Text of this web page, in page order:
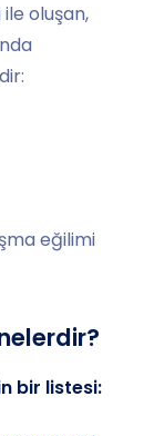
oluşan,
eğilimi
bir listesi: